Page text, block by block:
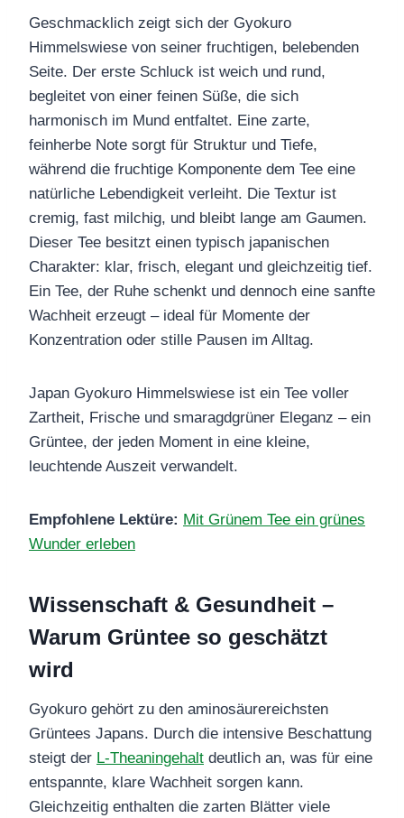
Geschmacklich zeigt sich der Gyokuro
Himmelswiese von seiner fruchtigen, belebenden
Seite. Der erste Schluck ist weich und rund,
begleitet von einer feinen Süße, die sich
harmonisch im Mund entfaltet. Eine zarte,
feinherbe Note sorgt für Struktur und Tiefe,
während die fruchtige Komponente dem Tee eine
natürliche Lebendigkeit verleiht. Die Textur ist
cremig, fast milchig, und bleibt lange am Gaumen.
Dieser Tee besitzt einen typisch japanischen
Charakter: klar, frisch, elegant und gleichzeitig tief.
Ein Tee, der Ruhe schenkt und dennoch eine sanfte
Wachheit erzeugt – ideal für Momente der
Konzentration oder stille Pausen im Alltag.
Japan Gyokuro Himmelswiese ist ein Tee voller
Zartheit, Frische und smaragdgrüner Eleganz – ein
Grüntee, der jeden Moment in eine kleine,
leuchtende Auszeit verwandelt.
Empfohlene Lektüre: Mit Grünem Tee ein grünes
Wunder erleben
Wissenschaft & Gesundheit –
Warum Grüntee so geschätzt
wird
Gyokuro gehört zu den aminosäurereichsten
Grüntees Japans. Durch die intensive Beschattung
steigt der L‑Theaningehalt deutlich an, was für eine
entspannte, klare Wachheit sorgen kann.
Gleichzeitig enthalten die zarten Blätter viele